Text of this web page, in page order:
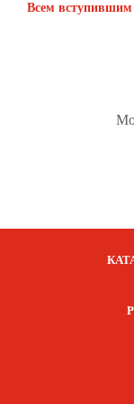
Всем вступившим